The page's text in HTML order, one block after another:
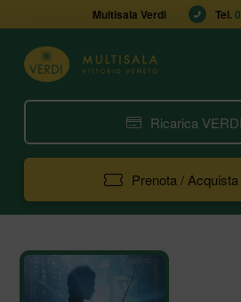
Multisala Verdi Tel.
Ricarica
Prenota /